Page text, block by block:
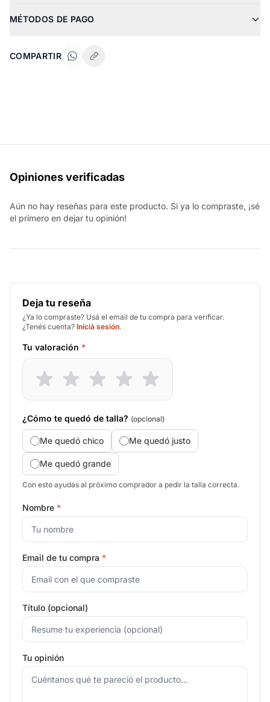
MÉTODOS DE PAGO
COMPARTIR
Opiniones verificadas
Aún no hay reseñas para este producto. Si ya lo compraste, ¡sé
el primero en dejar tu opinión!
Deja tu reseña
¿Ya lo compraste? Usá el email de tu compra para verificar.
¿Tenés cuenta? Iniciá sesión.
Tu valoración *
¿Cómo te quedó de talla? (opcional)
Me quedó chico Me quedó justo
Me quedó grande
Con esto ayudás al próximo comprador a pedir la talla correcta.
Nombre *
Email de tu compra *
Título (opcional)
Tu opinión